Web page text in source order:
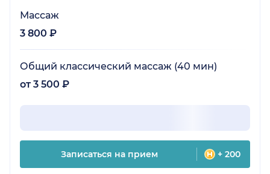
Массаж
3 800 ₽
Общий классический массаж (40 мин)
от 3 500 ₽
Записаться на прием + 200